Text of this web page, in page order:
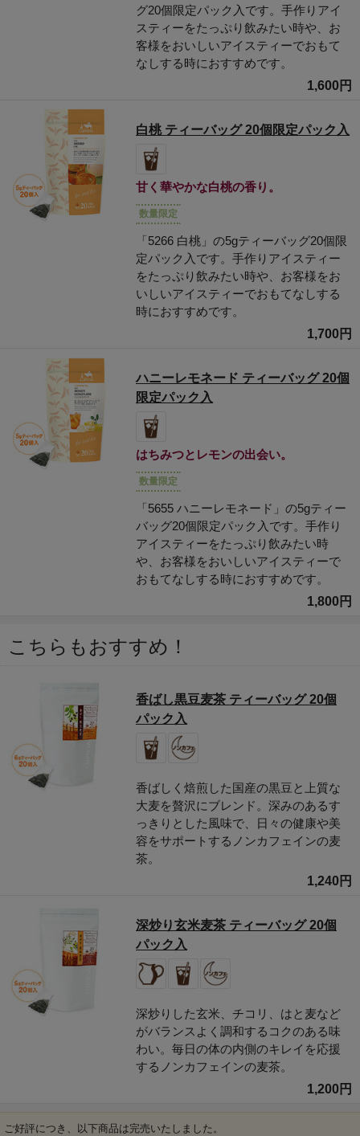
グ20個限定パック入です。手作りアイ
スティーをたっぷり飲みたい時や、お
客様をおいしいアイスティーでおもて
なしする時におすすめです。
1,600円
白桃 ティーバッグ 20個限定パック入
甘く華やかな白桃の香り。
数量限定
「5266 白桃」の5gティーバッグ20個限
定パック入です。手作りアイスティー
をたっぷり飲みたい時や、お客様をお
いしいアイスティーでおもてなしする
時におすすめです。
1,700円
ハニーレモネード ティーバッグ 20個
限定パック入
はちみつとレモンの出会い。
数量限定
「5655 ハニーレモネード」の5gティー
バッグ20個限定パック入です。手作り
アイスティーをたっぷり飲みたい時
や、お客様をおいしいアイスティーで
おもてなしする時におすすめです。
1,800円
こちらもおすすめ！
香ばし黒豆麦茶 ティーバッグ 20個
パック入
香ばしく焙煎した国産の黒豆と上質な
大麦を贅沢にブレンド。深みのあるす
っきりとした風味で、日々の健康や美
容をサポートするノンカフェインの麦
茶。
1,240円
深炒り玄米麦茶 ティーバッグ 20個
パック入
深炒りした玄米、チコリ、はと麦など
がバランスよく調和するコクのある味
わい。毎日の体の内側のキレイを応援
するノンカフェインの麦茶。
1,200円
ご好評につき、以下商品は完売いたしました。